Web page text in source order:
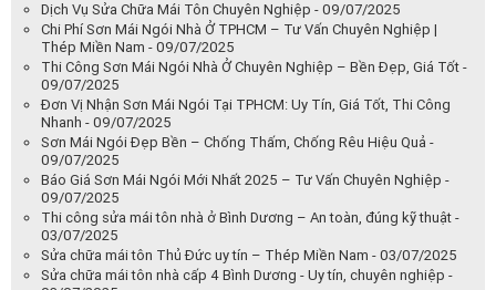
Dịch Vụ Sửa Chữa Mái Tôn Chuyên Nghiệp - 09/07/2025
Chi Phí Sơn Mái Ngói Nhà Ở TPHCM – Tư Vấn Chuyên Nghiệp |
Thép Miền Nam - 09/07/2025
Thi Công Sơn Mái Ngói Nhà Ở Chuyên Nghiệp – Bền Đẹp, Giá Tốt -
09/07/2025
Đơn Vị Nhận Sơn Mái Ngói Tại TPHCM: Uy Tín, Giá Tốt, Thi Công
Nhanh - 09/07/2025
Sơn Mái Ngói Đẹp Bền – Chống Thấm, Chống Rêu Hiệu Quả -
09/07/2025
Báo Giá Sơn Mái Ngói Mới Nhất 2025 – Tư Vấn Chuyên Nghiệp -
09/07/2025
Thi công sửa mái tôn nhà ở Bình Dương – An toàn, đúng kỹ thuật -
03/07/2025
Sửa chữa mái tôn Thủ Đức uy tín – Thép Miền Nam - 03/07/2025
Sửa chữa mái tôn nhà cấp 4 Bình Dương - Uy tín, chuyên nghiệp -